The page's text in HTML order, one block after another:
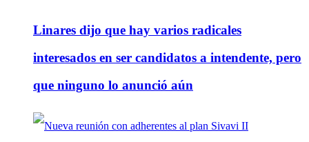
Linares dijo que hay varios radicales
interesados en ser candidatos a intendente, pero
que ninguno lo anunció aún